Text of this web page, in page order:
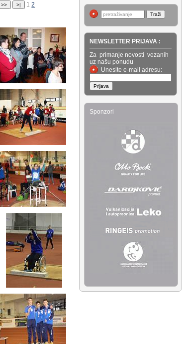
1 2
NEWSLETTER PRIJAVA :
Za primanje novosti vezanih
uz našu ponudu
Unesite e-mail adresu:
Sponzori